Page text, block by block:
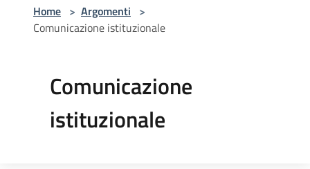
Home > Argomenti >
Comunicazione istituzionale
Comunicazione
istituzionale